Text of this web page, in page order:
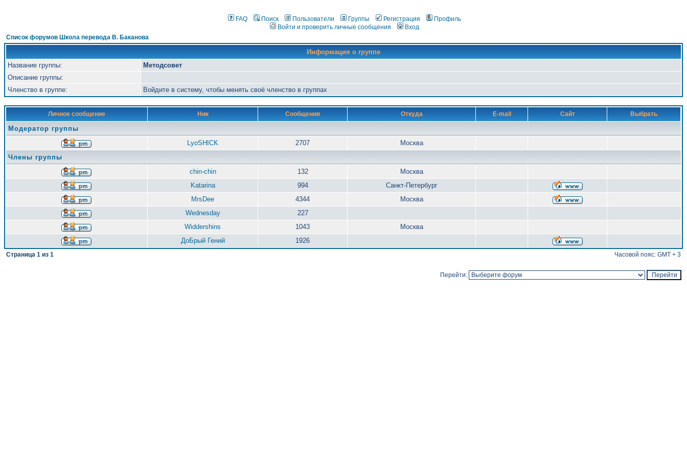
FAQ Поиск Пользователи Группы Регистрация
Профиль
Войти и проверить личные сообщения
Вход
Список форумов Школа перевода В. Баканова
Информация о группе
Название группы:
Методсовет
Описание группы:
Членство в группе:
Войдите в систему, чтобы менять своё членство в группах
Личное сообщение Ник Сообщения Откуда E-mail Сайт Выбрать
Модератор группы
LyoSHICK
2707
Москва
Члены группы
chin-chin
132
Москва
Katarina
994
Санкт-Петербург
MrsDee
4344
Москва
Wednesday
227
Widdershins
1043
Москва
ДоБрый Гений
1926
Страница 1 из 1 Часовой пояс: GMT + 3
Перейти: